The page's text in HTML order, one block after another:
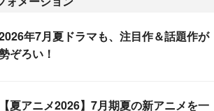
年7月夏ドラマも、注目作＆話題作が
ぞろい！
【夏アニメ2026】7月期夏の新アニメを一